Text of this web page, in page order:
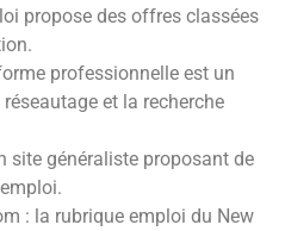
propose des offres classées
professionnelle est un
et la recherche
site généraliste proposant de
: la rubrique emploi du New